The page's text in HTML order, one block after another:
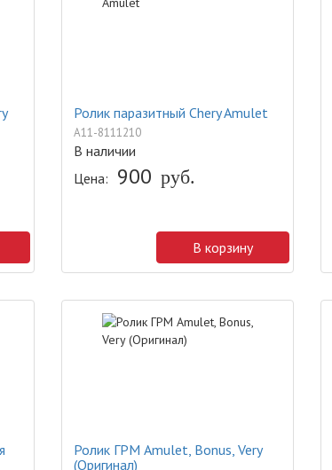
Ролик паразитный Chery Amulet
A11-8111210
В наличии
Цена: 900 руб.
В корзину
Ролик ГРМ Amulet, Bonus, Very
(Оригинал)